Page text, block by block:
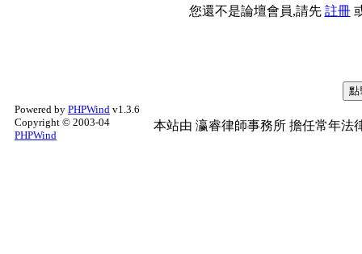
您還不是論壇會員,請先 註冊
Powered by PHPWind v1.3.6
Copyright © 2003-04
PHPWind
本站由 瀛睿律師事務所 擔任常年法